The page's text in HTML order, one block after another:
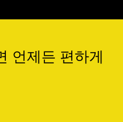
언제든 편하게